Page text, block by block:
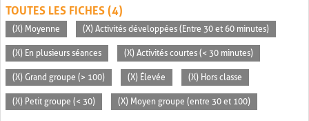
TOUTES LES FICHES (4)
(X) Moyenne (X) Activités développées (Entre 30 et 60 minutes)
(X) En plusieurs séances (X) Activités courtes (< 30 minutes)
(X) Grand groupe (> 100) (X) Élevée (X) Hors classe
(X) Petit groupe (< 30) (X) Moyen groupe (entre 30 et 100)